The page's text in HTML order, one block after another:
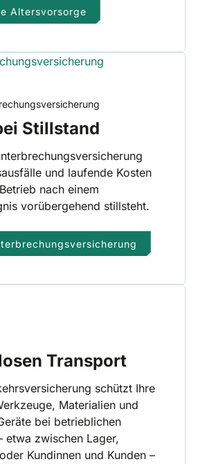
Altersvorsorge
Stillstand
und laufende Kosten
nach einem
vorübergehend stillsteht.
Transport
schützt Ihre
Materialien und
bei betrieblichen
etwa zwischen Lager,
Kundinnen und Kunden –